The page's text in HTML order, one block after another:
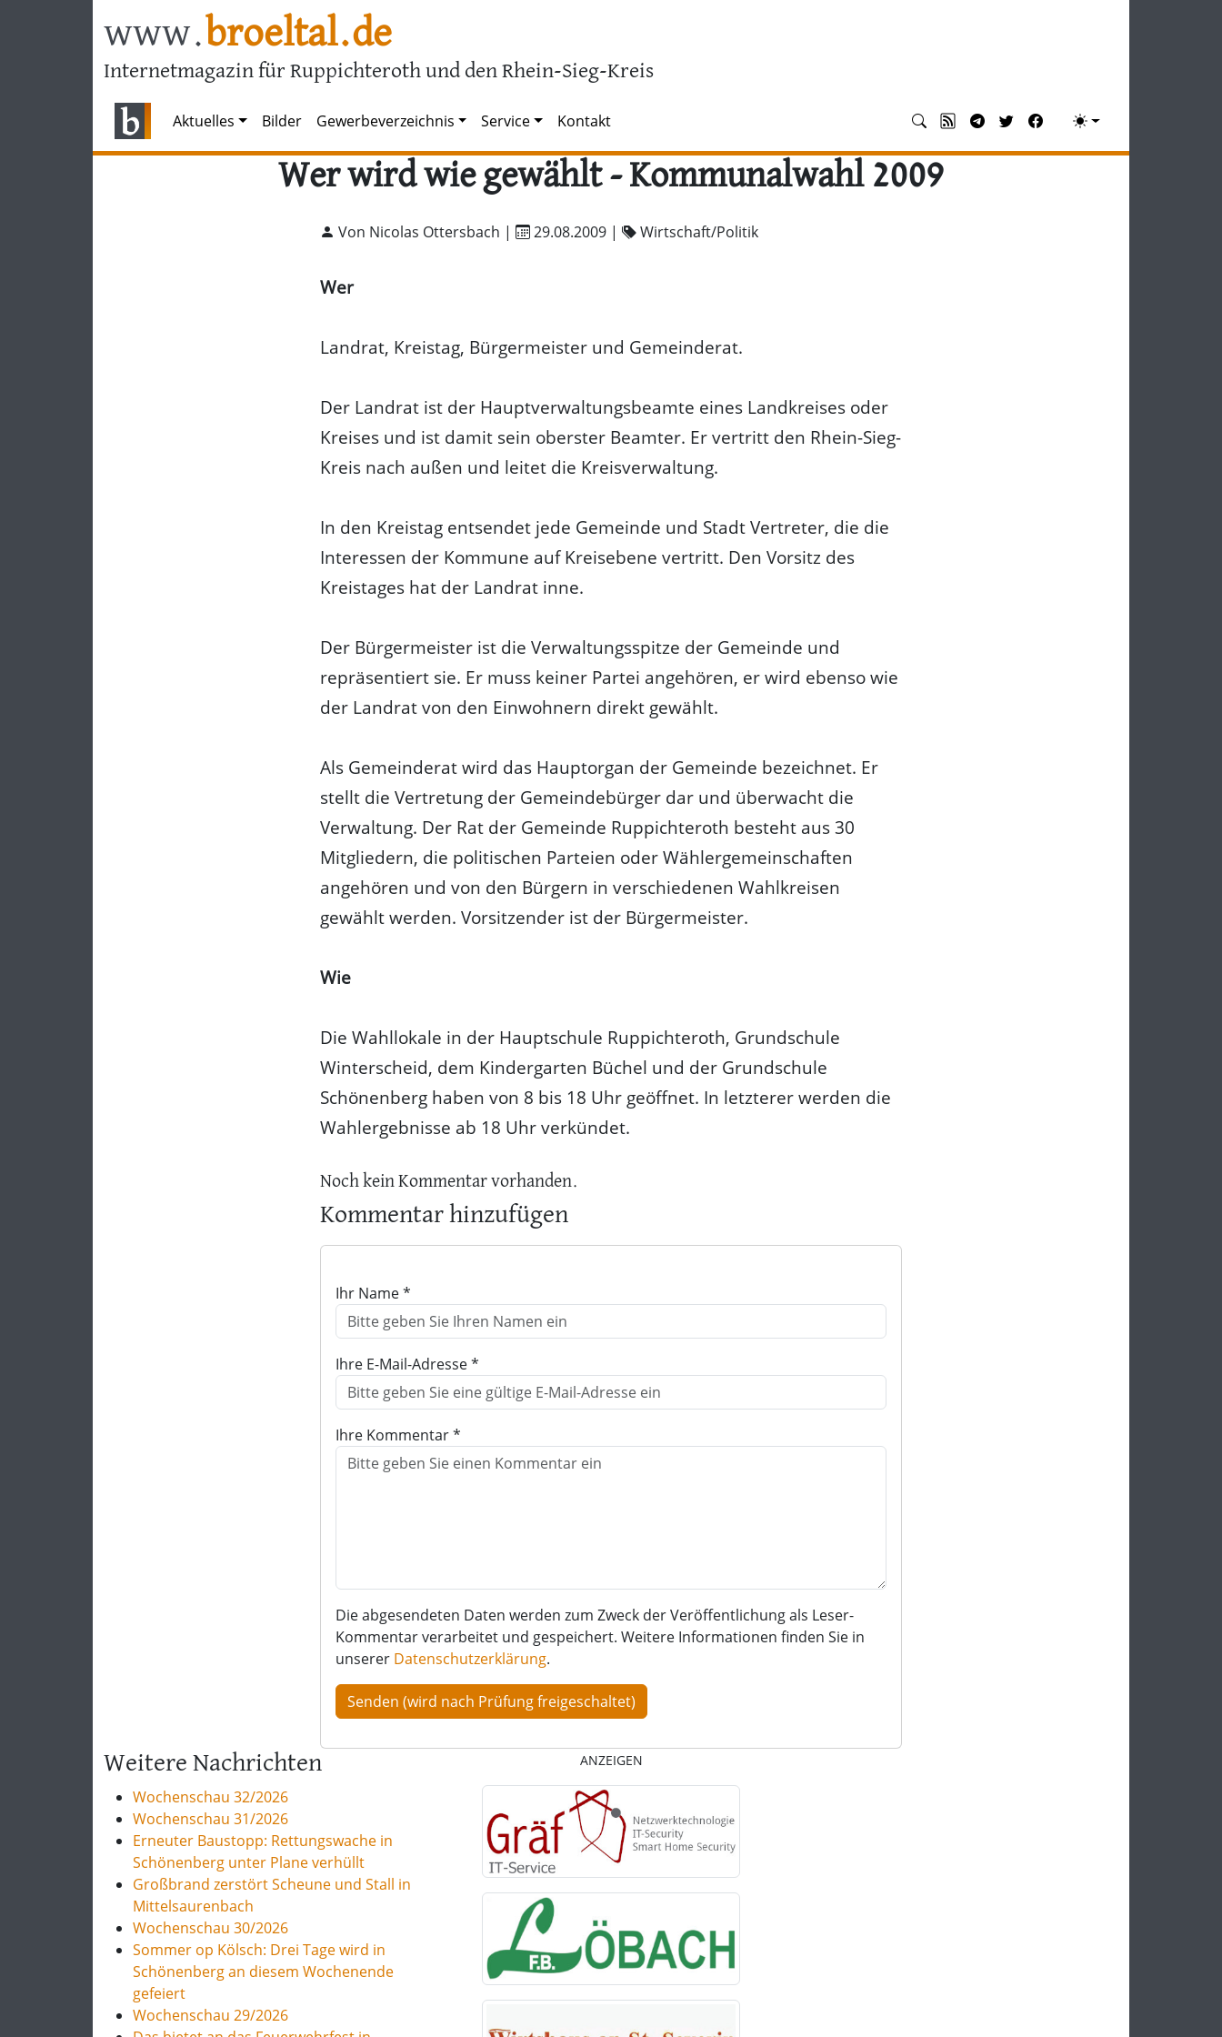
www.broeltal.de
Internetmagazin für Ruppichteroth und den Rhein-Sieg-Kreis
Aktuelles Bilder Gewerbeverzeichnis Service Kontakt
Wer wird wie gewählt - Kommunalwahl 2009
Von Nicolas Ottersbach | 29.08.2009 | Wirtschaft/Politik
Wer
Landrat, Kreistag, Bürgermeister und Gemeinderat.
Der Landrat ist der Hauptverwaltungsbeamte eines Landkreises oder
Kreises und ist damit sein oberster Beamter. Er vertritt den Rhein-Sieg-
Kreis nach außen und leitet die Kreisverwaltung.
In den Kreistag entsendet jede Gemeinde und Stadt Vertreter, die die
Interessen der Kommune auf Kreisebene vertritt. Den Vorsitz des
Kreistages hat der Landrat inne.
Der Bürgermeister ist die Verwaltungsspitze der Gemeinde und
repräsentiert sie. Er muss keiner Partei angehören, er wird ebenso wie
der Landrat von den Einwohnern direkt gewählt.
Als Gemeinderat wird das Hauptorgan der Gemeinde bezeichnet. Er
stellt die Vertretung der Gemeindebürger dar und überwacht die
Verwaltung. Der Rat der Gemeinde Ruppichteroth besteht aus 30
Mitgliedern, die politischen Parteien oder Wählergemeinschaften
angehören und von den Bürgern in verschiedenen Wahlkreisen
gewählt werden. Vorsitzender ist der Bürgermeister.
Wie
Die Wahllokale in der Hauptschule Ruppichteroth, Grundschule
Winterscheid, dem Kindergarten Büchel und der Grundschule
Schönenberg haben von 8 bis 18 Uhr geöffnet. In letzterer werden die
Wahlergebnisse ab 18 Uhr verkündet.
Noch kein Kommentar vorhanden.
Kommentar hinzufügen
Ihr Name *
Ihre E-Mail-Adresse *
Ihre Kommentar *
Die abgesendeten Daten werden zum Zweck der Veröffentlichung als Leser-
Kommentar verarbeitet und gespeichert. Weitere Informationen finden Sie in
unserer Datenschutzerklärung.
Weitere Nachrichten
Wochenschau 32/2026
Wochenschau 31/2026
Erneuter Baustopp: Rettungswache in
Schönenberg unter Plane verhüllt
Großbrand zerstört Scheune und Stall in
Mittelsaurenbach
Wochenschau 30/2026
Sommer op Kölsch: Drei Tage wird in
Schönenberg an diesem Wochenende
gefeiert
Wochenschau 29/2026
ANZEIGEN